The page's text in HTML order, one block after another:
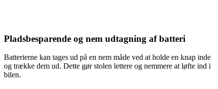
Pladsbesparende og nem udtagning af batteri
Batterierne kan tages ud på en nem måde ved at holde en knap inde
og trække dem ud. Dette gør stolen lettere og nemmere at løfte ind i
bilen.